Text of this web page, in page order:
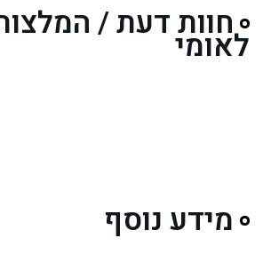
חוות דעת /
לאומי
מידע נוסף